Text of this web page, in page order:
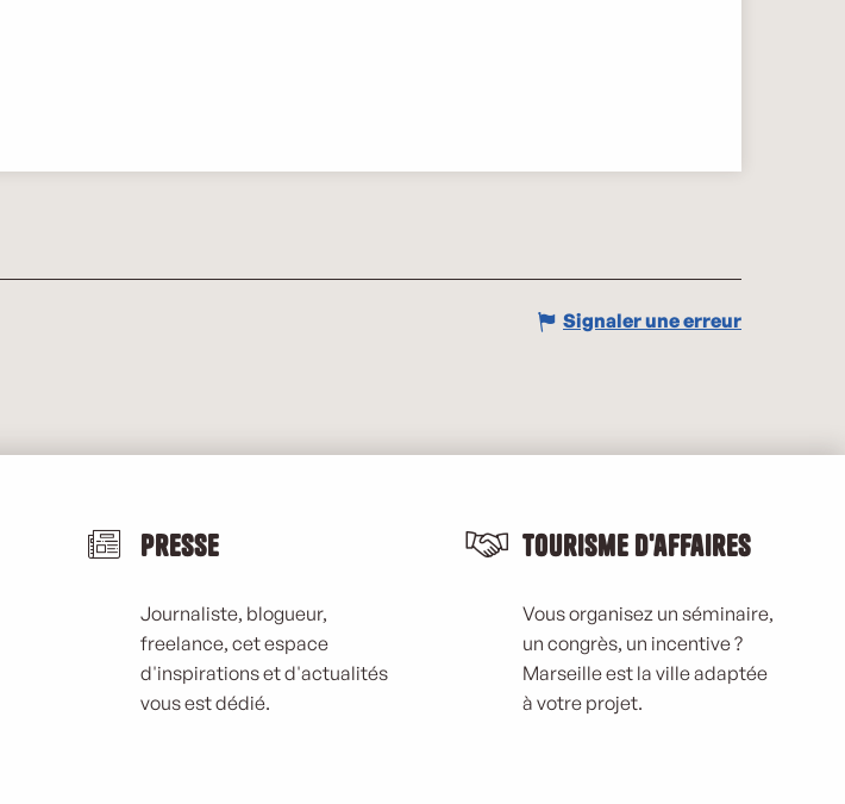
Signaler une erreur
Presse
Journaliste, blogueur,
freelance, cet espace
d'inspirations et d'actualités
vous est dédié.
Tourisme d'affaires
Vous organisez un séminaire,
un congrès, un incentive ?
Marseille est la ville adaptée
à votre projet.